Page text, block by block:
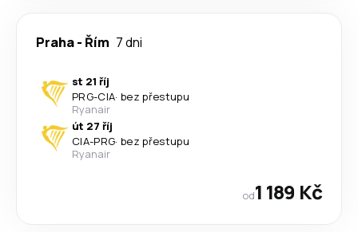
Praha- Řím 7 dni
st 21 říj
PRG-CIA· bez přestupu
Ryanair
út 27 říj
CIA-PRG· bez přestupu
Ryanair
od1 189 Kč